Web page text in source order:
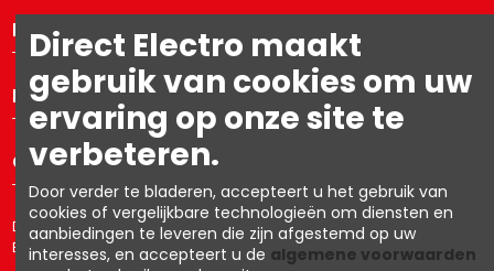
Directelectro
Mijn account
Contacteer ons
Directelectro is de B2C-webshop van Ets. R. Van den Berg NV – BTW:
BE0403.153.576
Direct Electro maakt
gebruik van cookies om uw
ervaring op onze site te
verbeteren.
Door verder te bladeren, accepteert u het gebruik van
cookies of vergelijkbare technologieën om diensten en
aanbiedingen te leveren die zijn afgestemd op uw
interesses, en accepteert u de algemene voorwaarden